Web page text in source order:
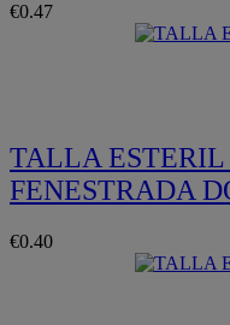
€0.47
TALLA
FENESTRADA
€0.40